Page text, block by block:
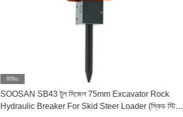
ভিডিও
SOOSAN SB43 টুল সিজেল 75mm Excavator Rock
Hydraulic Breaker For Skid Steer Loader (স্কিড স্টিয়ার